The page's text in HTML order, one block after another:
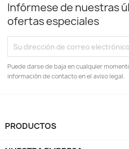
Infórmese de nuestras
ofertas especiales
Puede darse de baja en cualquier
información de contacto en el aviso legal.
PRODUCTOS